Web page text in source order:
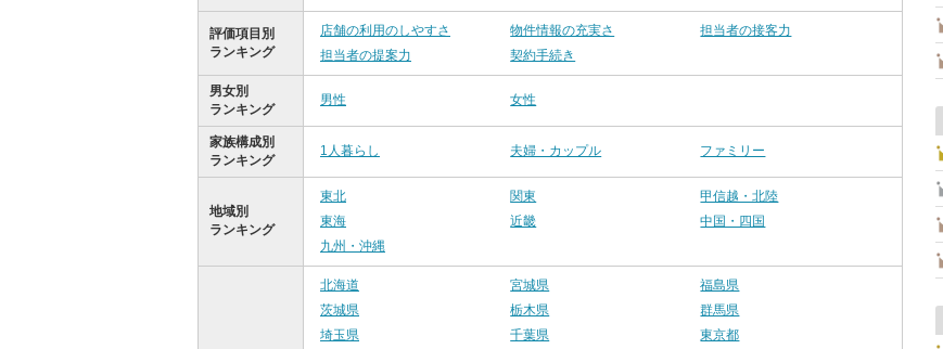
評価項目別
ランキング
店舗の利用のしやすさ 物件情報の充実さ
担当者の接客力
担当者の提案力
契約手続き
男女別
ランキング
男性 女性
家族構成別
ランキング
1人暮らし 夫婦・カップル ファミリー
地域別
ランキング
東北 関東
甲信越・北陸
東海
近畿
中国・四国
九州・沖縄
北海道 宮城県
福島県
茨城県
栃木県
群馬県
埼玉県
千葉県 東京都